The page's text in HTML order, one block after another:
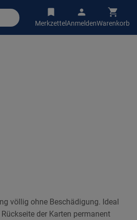
MerkzettelAnmeldenWarenkorb
völlig ohne Beschädigung. Ideal
der Karten permanent